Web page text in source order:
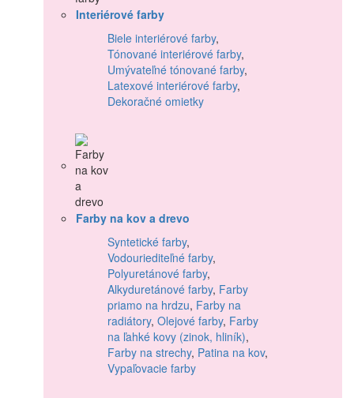
Interiérové farby
Biele interiérové farby,
Tónované interiérové farby,
Umývateľné tónované farby,
Latexové interiérové farby,
Dekoračné omietky
Farby na kov a drevo
Syntetické farby,
Vodouriediteľné farby,
Polyuretánové farby,
Alkyduretánové farby, Farby
priamo na hrdzu, Farby na
radiátory, Olejové farby, Farby
na ľahké kovy (zinok, hliník),
Farby na strechy, Patina na kov,
Vypaľovacie farby